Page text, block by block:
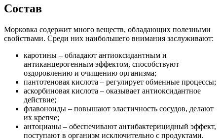
Состав
Морковка содержит много веществ, обладающих полезными
свойствами. Среди них наибольшего внимания заслуживают:
каротины – обладают антиоксидантным и
антиканцерогенным эффектом, способствуют
оздоровлению и очищению организма;
пантотеновая кислота – регулирует обменные процессы;
аскорбиновая кислота – оказывает антиоксидантное
действие;
флавоноиды – повышают эластичность сосудов, делают
их крепче;
антоцианы – обеспечивают антибактерицидный эффект,
поступают в организм исключительно с продуктами.